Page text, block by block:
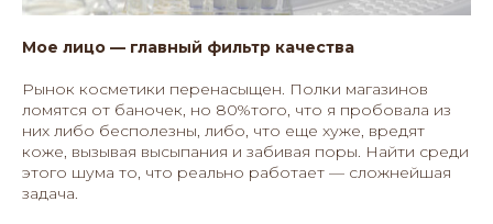
Мое лицо — главный фильтр качества
Рынок косметики перенасыщен. Полки магазинов
ломятся от баночек, но 80%того, что я пробовала из
них либо бесполезны, либо, что еще хуже, вредят
коже, вызывая высыпания и забивая поры. Найти среди
этого шума то, что реально работает — сложнейшая
задача.